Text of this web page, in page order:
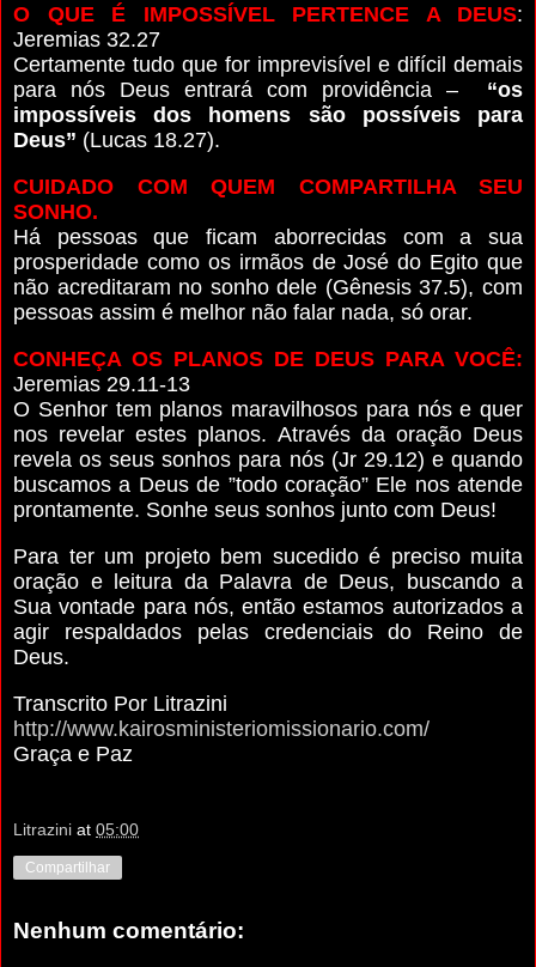
O QUE É IMPOSSÍVEL PERTENCE A DEUS:
Jeremias 32.27
Certamente tudo que for imprevisível e difícil demais
para nós Deus entrará com providência –
“os
impossíveis dos homens são possíveis para
Deus” (Lucas 18.27).
CUIDADO COM QUEM COMPARTILHA SEU
SONHO.
Há pessoas que ficam aborrecidas com a sua
prosperidade como os irmãos de José do Egito que
não acreditaram no sonho dele (Gênesis 37.5), com
pessoas assim é melhor não falar nada, só orar.
CONHEÇA OS PLANOS DE DEUS PARA VOCÊ:
Jeremias 29.11-13
O Senhor tem planos maravilhosos para nós e quer
nos revelar estes planos. Através da oração Deus
revela os seus sonhos para nós (Jr 29.12) e quando
buscamos a Deus de ”todo coração” Ele nos atende
prontamente. Sonhe seus sonhos junto com Deus!
Para ter um projeto bem sucedido é preciso muita
oração e leitura da Palavra de Deus, buscando a
Sua vontade para nós, então estamos autorizados a
agir respaldados pelas credenciais do Reino de
Deus.
Transcrito Por Litrazini
http://www.kairosministeriomissionario.com/
Graça e Paz
Litrazini at 05:00
Compartilhar
Nenhum comentário: